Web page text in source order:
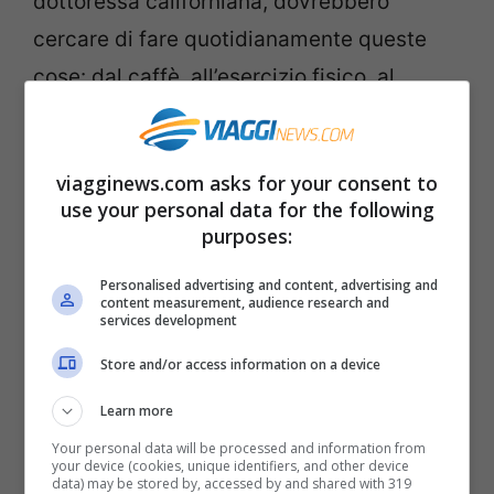
cercare di fare quotidianamente queste
cose: dal caffè, all’esercizio fisico, al
parlare anche con estranei a bere un
bicchiere di vino. Soprattutto la dottoressa
punta sul tema deldialogocon
sconosciuti, in quanto il rischio di morire
con un numero di persone al di fuori della
Pensiero Positivo: aiuta a guarire
e a non invecchiare
viagginews.com asks for your consent to
use your personal data for the following
purposes:
Personalised advertising and content, advertising and
content measurement, audience research and
services development
Store and/or access information on a device
Learn more
Your personal data will be processed and information from
your device (cookies, unique identifiers, and other device
data) may be stored by, accessed by and shared with 319